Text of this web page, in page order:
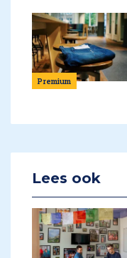
Premium
Lees ook